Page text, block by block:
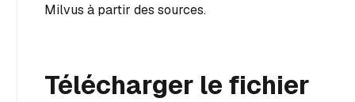
Milvus à partir des sources.
Télécharger le fichier